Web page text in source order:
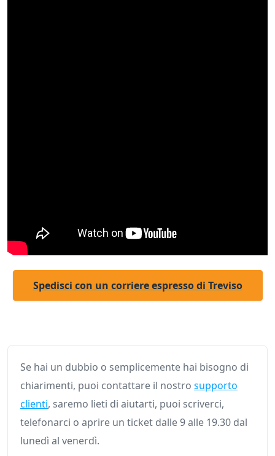
Spedisci con un corriere espresso di Treviso
Se hai un dubbio o semplicemente hai bisogno di
chiarimenti, puoi contattare il nostro supporto
clienti, saremo lieti di aiutarti, puoi scriverci,
telefonarci o aprire un ticket dalle 9 alle 19.30 dal
lunedì al venerdì.